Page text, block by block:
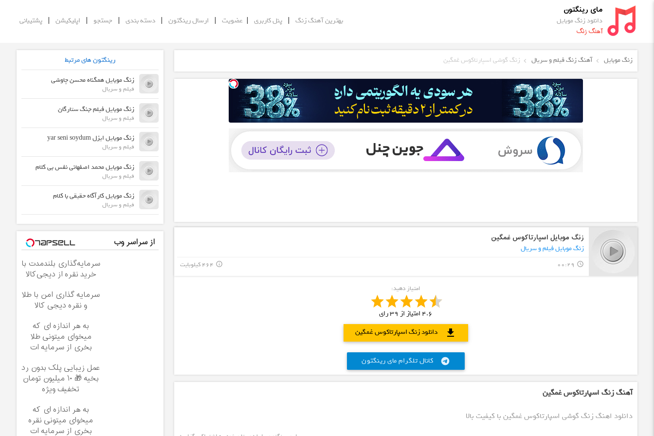
مای رینگتون
دانلود زنگ موبایل
آهنگ زنگ
بهترین آهنگ زنگ |پنل کاربری | عضویت | ارسال رینگتون |دسته بندی | جستجو | اپلیکیشن |پشتیبانی
زنگ موبایل آهنگ زنگ فیلم و سریال زنگ گوشی اسپارتاکوس غمگین
زنگ موبایل اسپارتاکوس غمگین
زنگ موبایل فیلم و سریال
query_builder
00:29 464 کیلوبایت info_outline
امتیاز دهید:
4.6 امتیاز از 39رای
دانلود زنگ اسپارتاکوس غمگین
download
کانال تلگرام مای رینگتون telegram
آهنگ زنگ اسپارتاکوس غمگین
دانلود اهنگ زنگ گوشی اسپارتاکوس غمگین با کیفیت بالا
رینگتون های مرتبط
زنگ موبایل همگناه محسن چاوشی
فیلم و سریال
زنگ موبایل فیلم جنگ ستارگان
فیلم و سریال
زنگ موبایل ایزل yar seni soydum
فیلم و سریال
زنگ موبایل محمد اصفهانی نفس بی کلام
فیلم و سریال
زنگ موبایل کارآگاه حقیقی با کلام
فیلم و سریال
از سراسر وب
سرمایه‌گذاری بلندمدت با
خرید نقره از دیجی‌کالا
سرمایه گذاری امن با طلا
و نقره دیجی کالا
به هر اندازه ای که
میخوای میتونی طلا
بخری از سرمایه ات
عمل زیبایی پلک بدون رد
بخیه 🎁 ۱۰ میلیون تومان
تخفیف ویژه
به هر اندازه ای که
میخوای میتونی نقره
بخری از سرمایه ات